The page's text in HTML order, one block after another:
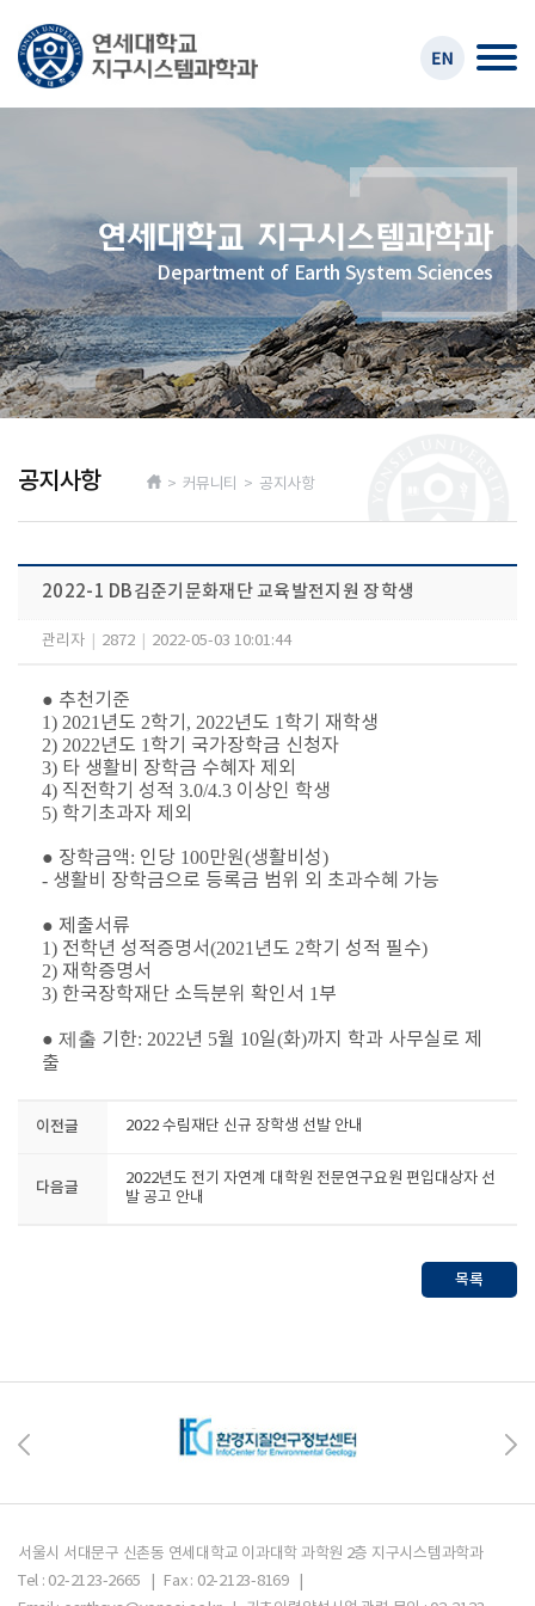
Department of Earth System Sciences
공지사항 > 커뮤니티 > 공지사항
2022-1 DB김준기문화재단 교육발전지원 장학생
관리자 2872 2022-05-03 10:01:44
● 추천기준
1) 2021 년도 2학기 , 2022년도 1 학기 재학생
2) 2022년도 1 학기 국가장학금 신청자
3) 타 생활비 장학금 수혜자 제외
4) 직전학기 성적 3.0/4.3 이상인 학생
5) 학기초과자 제외
● 장학금액: 인당 100만원(생활비성)
- 생활비 장학금으로 등록금 범위 외 초과수혜 가능
● 제출서류
1) 전학년 성적증명서(2021 년도 2학기 성적 필수)
2) 재학증명서
3) 한국장학재단 소득분위 확인서 1 부
● ​ 제출 기한: 2022년 5월 10일(화)까지 학과 사무실로 제
출
이전글 2022 수림재단 신규 장학생 선발 안내
다음글
2022년도 전기 자연계 대학원 전문연구요원 편입대상자 선
발 공고 안내
목록
서울시 서대문구 신촌동 연세대학교 이과대학 과학원 2층 지구시스템과학과
Tel : 02-2123-2665 | Fax : 02-2123-8169 |